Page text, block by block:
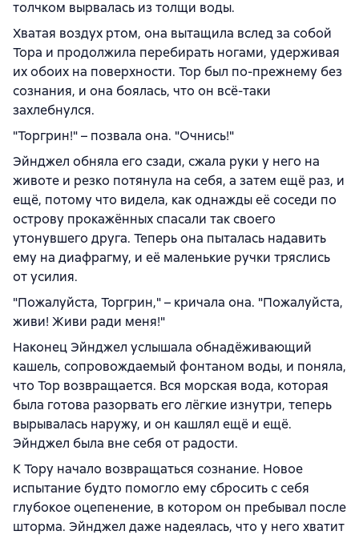
толчком вырвалась из толщи воды.
Хватая воздух ртом, она вытащила вслед за собой
Тора и продолжила перебирать ногами, удерживая
их обоих на поверхности. Тор был по-прежнему без
сознания, и она боялась, что он всё-таки
захлебнулся.
"Торгрин!" – позвала она. "Очнись!"
Эйнджел обняла его сзади, сжала руки у него на
животе и резко потянула на себя, а затем ещё раз, и
ещё, потому что видела, как однажды её соседи по
острову прокажённых спасали так своего
утонувшего друга. Теперь она пыталась надавить
ему на диафрагму, и её маленькие ручки тряслись
от усилия.
"Пожалуйста, Торгрин," – кричала она. "Пожалуйста,
живи! Живи ради меня!"
Наконец Эйнджел услышала обнадёживающий
кашель, сопровождаемый фонтаном воды, и поняла,
что Тор возвращается. Вся морская вода, которая
была готова разорвать его лёгкие изнутри, теперь
вырывалась наружу, и он кашлял ещё и ещё.
Эйнджел была вне себя от радости.
К Тору начало возвращаться сознание. Новое
испытание будто помогло ему сбросить с себя
глубокое оцепенение, в котором он пребывал после
шторма. Эйнджел даже надеялась, что у него хватит